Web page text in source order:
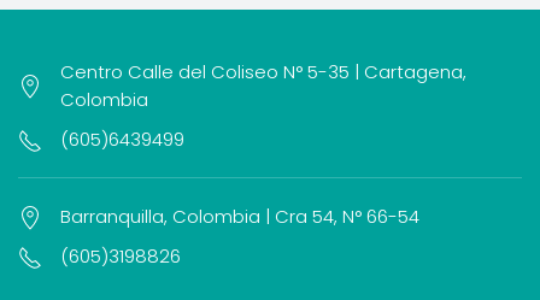
Centro Calle del Coliseo N° 5-35 | Cartagena,
Colombia
(605)6439499
Barranquilla, Colombia | Cra 54, N° 66-54
(605)3198826